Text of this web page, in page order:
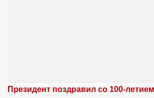
Президент поздравил со 100-